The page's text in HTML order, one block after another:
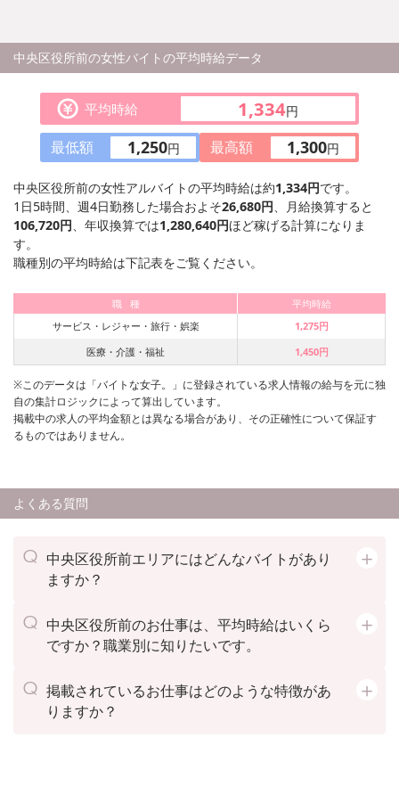
中央区役所前の女性バイトの平均時給データ
平均時給 1,334円
最低額 1,250円 最高額 1,300円
中央区役所前の女性アルバイトの平均時給は約1,334円です。
1日5時間、週4日勤務した場合およそ26,680円 、月給換算すると
106,720円 、年収換算では1,280,640円ほど稼げる計算になりま
す。
職種別の平均時給は下記表をご覧ください。
職 種
平均時給
サービス・レジャー・旅行・娯楽
1,275円
医療・介護・福祉
1,450円
※このデータは「バイトな女子。」に登録されている求人情報の給与を元に独
自の集計ロジックによって算出しています。
掲載中の求人の平均金額とは異なる場合があり、その正確性について保証す
るものではありません。
よくある質問
中央区役所前エリアにはどんなバイトがあり
ますか？
中央区役所前のお仕事は、平均時給はいくら
ですか？職業別に知りたいです。
掲載されているお仕事はどのような特徴があ
りますか？